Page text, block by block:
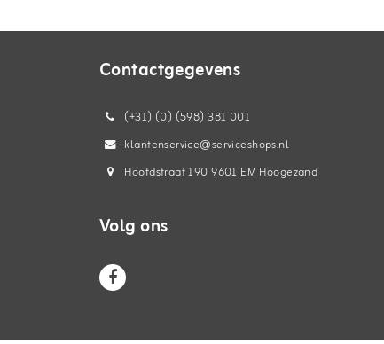
Contactgegevens
(+31) (0) (598) 381 001
klantenservice@serviceshops.nl
Hoofdstraat 190 9601 EM Hoogezand
Volg ons